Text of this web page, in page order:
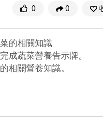
0 0
的相關知識
成蔬菜營養告示牌。